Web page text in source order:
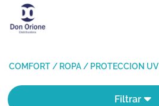
COMFORT / ROPA / PROTECCION UV
Filtrar